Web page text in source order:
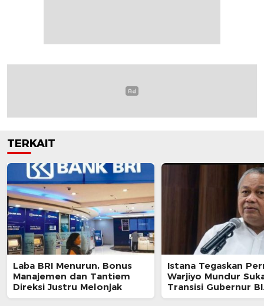
TERKAIT
Laba BRI Menurun, Bonus
Manajemen dan Tantiem
Direksi Justru Melonjak
Istana Tegaskan
Warjiyo Mundur
Transisi Gubernur BI
Berjalan Sesuai UU